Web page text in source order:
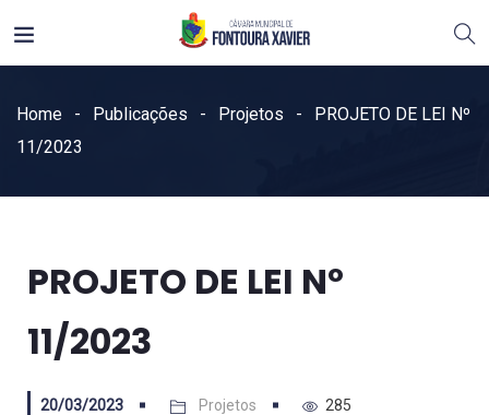
Home Publicações Projetos
PROJETO DE LEI Nº
11/2023
PROJETO DE LEI Nº
11/2023
20/03/2023 Projetos 285